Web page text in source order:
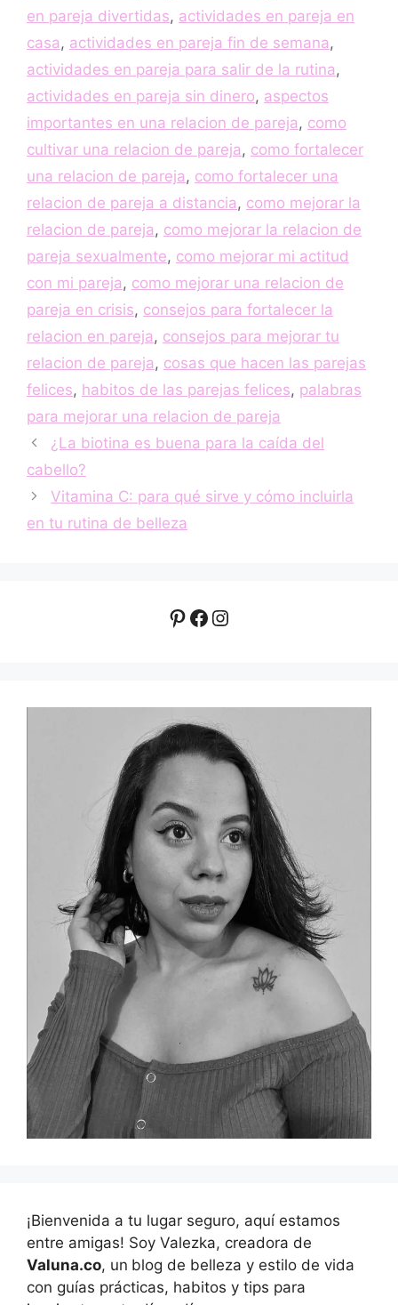
en pareja divertidas, actividades en pareja en
casa, actividades en pareja fin de semana,
actividades en pareja para salir de la rutina,
actividades en pareja sin dinero, aspectos
importantes en una relacion de pareja, como
cultivar una relacion de pareja, como fortalecer
una relacion de pareja, como fortalecer una
relacion de pareja a distancia, como mejorar la
relacion de pareja, como mejorar la relacion de
pareja sexualmente, como mejorar mi actitud
con mi pareja, como mejorar una relacion de
pareja en crisis, consejos para fortalecer la
relacion en pareja, consejos para mejorar tu
relacion de pareja, cosas que hacen las parejas
felices, habitos de las parejas felices, palabras
para mejorar una relacion de pareja
¿La biotina es buena para la caída del
cabello?
Vitamina C: para qué sirve y cómo incluirla
en tu rutina de belleza
Pinterest
Facebook
Instagram
¡Bienvenida a tu lugar seguro, aquí estamos
entre amigas! Soy Valezka, creadora de
Valuna.co, un blog de belleza y estilo de vida
con guías prácticas, habitos y tips para